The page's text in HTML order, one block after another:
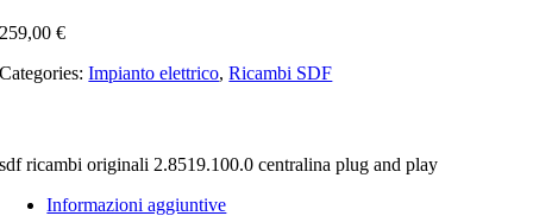
259,00€
Categories:Impianto elettrico,Ricambi SDF
sdf ricambi originali 2.8519.100.0 centralina plug and play
Informazioni aggiuntive